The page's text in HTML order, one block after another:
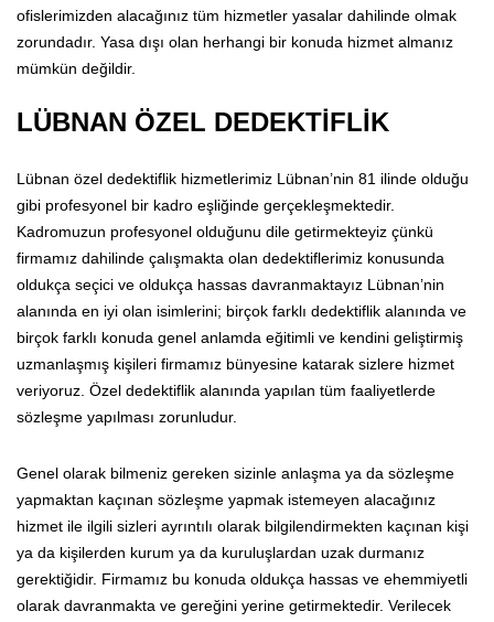
ofislerimizden alacağınız tüm hizmetler yasalar dahilinde olmak
zorundadır. Yasa dışı olan herhangi bir konuda hizmet almanız
mümkün değildir.
LÜBNAN ÖZEL DEDEKTİFLİK
Lübnan özel dedektiflik hizmetlerimiz Lübnan’nin 81 ilinde olduğu
gibi profesyonel bir kadro eşliğinde gerçekleşmektedir.
Kadromuzun profesyonel olduğunu dile getirmekteyiz çünkü
firmamız dahilinde çalışmakta olan dedektiflerimiz konusunda
oldukça seçici ve oldukça hassas davranmaktayız Lübnan’nin
alanında en iyi olan isimlerini; birçok farklı dedektiflik alanında ve
birçok farklı konuda genel anlamda eğitimli ve kendini geliştirmiş
uzmanlaşmış kişileri firmamız bünyesine katarak sizlere hizmet
veriyoruz. Özel dedektiflik alanında yapılan tüm faaliyetlerde
sözleşme yapılması zorunludur.
Genel olarak bilmeniz gereken sizinle anlaşma ya da sözleşme
yapmaktan kaçınan sözleşme yapmak istemeyen alacağınız
hizmet ile ilgili sizleri ayrıntılı olarak bilgilendirmekten kaçınan kişi
ya da kişilerden kurum ya da kuruluşlardan uzak durmanız
gerektiğidir. Firmamız bu konuda oldukça hassas ve ehemmiyetli
olarak davranmakta ve gereğini yerine getirmektedir. Verilecek